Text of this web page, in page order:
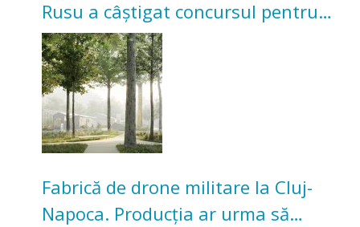
Rusu a câștigat concursul pentru
transformarea Grădinii Casei
Universitarilor
Fabrică de drone militare la Cluj-
Napoca. Producția ar urma să